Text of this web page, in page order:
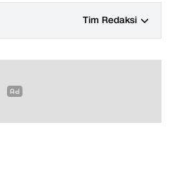
Tim Redaksi